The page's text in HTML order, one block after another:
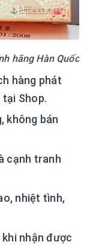
hãng Hàn Quốc
hàng phát
tại Shop.
không bán
cạnh tranh
nhiệt tình,
nhận được